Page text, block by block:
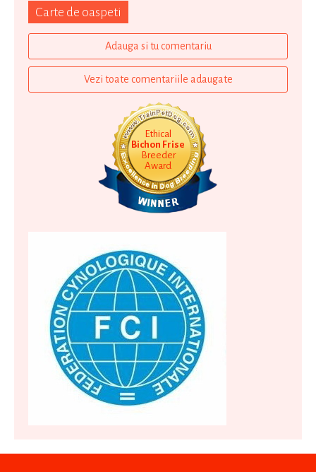
Carte de oaspeti
Adauga si tu comentariu
Vezi toate comentariile adaugate
Ethical
Bichon Frise
Breeder
Award